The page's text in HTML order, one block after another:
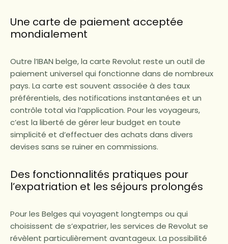
Une carte de paiement acceptée
mondialement
Outre l’IBAN belge, la carte Revolut reste un outil de
paiement universel qui fonctionne dans de nombreux
pays. La carte est souvent associée à des taux
préférentiels, des notifications instantanées et un
contrôle total via l’application. Pour les voyageurs,
c’est la liberté de gérer leur budget en toute
simplicité et d’effectuer des achats dans divers
devises sans se ruiner en commissions.
Des fonctionnalités pratiques pour
l’expatriation et les séjours prolongés
Pour les Belges qui voyagent longtemps ou qui
choisissent de s’expatrier, les services de Revolut se
révèlent particulièrement avantageux. La possibilité